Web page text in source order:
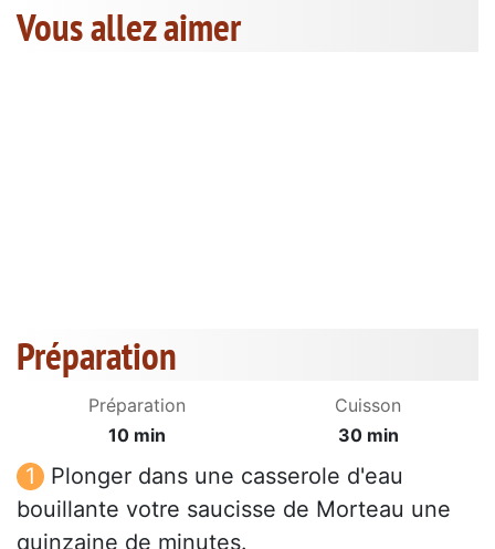
Vous allez aimer
Préparation
Préparation
10 min
Cuisson
30 min
Plonger dans une casserole d'eau
bouillante votre saucisse de Morteau une
quinzaine de minutes.